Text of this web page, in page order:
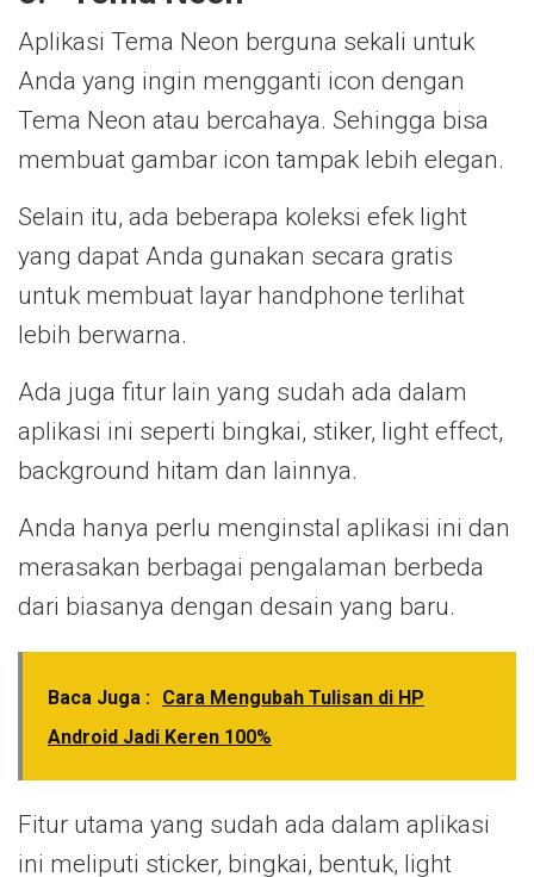
Aplikasi Tema Neon berguna sekali untuk
Anda yang ingin mengganti icon dengan
Tema Neon atau bercahaya. Sehingga bisa
membuat gambar icon tampak lebih elegan.
Selain itu, ada beberapa koleksi efek light
yang dapat Anda gunakan secara gratis
untuk membuat layar handphone terlihat
lebih berwarna.
Ada juga fitur lain yang sudah ada dalam
aplikasi ini seperti bingkai, stiker, light effect,
background hitam dan lainnya.
Anda hanya perlu menginstal aplikasi ini dan
merasakan berbagai pengalaman berbeda
dari biasanya dengan desain yang baru.
Baca Juga : Cara Mengubah Tulisan di HP
Android Jadi Keren 100%
Fitur utama yang sudah ada dalam aplikasi
ini meliputi sticker, bingkai, bentuk, light